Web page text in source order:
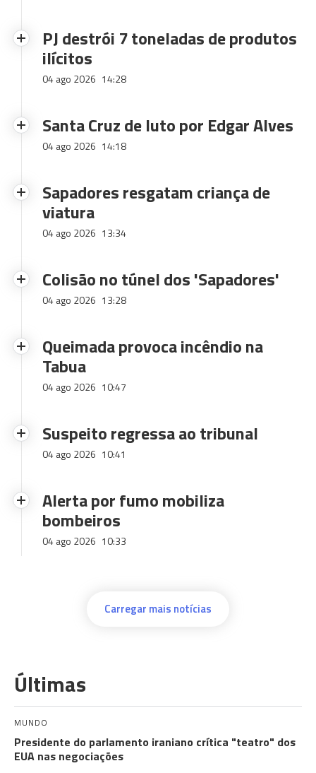
PJ destrói 7 toneladas de produtos
ilícitos
04 ago 2026 14:28
Santa Cruz de luto por Edgar Alves
04 ago 2026 14:18
Sapadores resgatam criança de
viatura
04 ago 2026 13:34
Colisão no túnel dos 'Sapadores'
04 ago 2026 13:28
Queimada provoca incêndio na
Tabua
04 ago 2026 10:47
Suspeito regressa ao tribunal
04 ago 2026 10:41
Alerta por fumo mobiliza
bombeiros
04 ago 2026 10:33
Carregar mais notícias
Últimas
MUNDO
Presidente do parlamento iraniano crítica "teatro" dos
EUA nas negociações